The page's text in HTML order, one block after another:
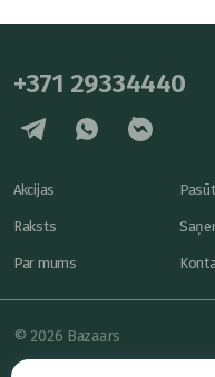
+371 29334440
Akcijas
Raksts
Par mums
© 2026 Bazaars